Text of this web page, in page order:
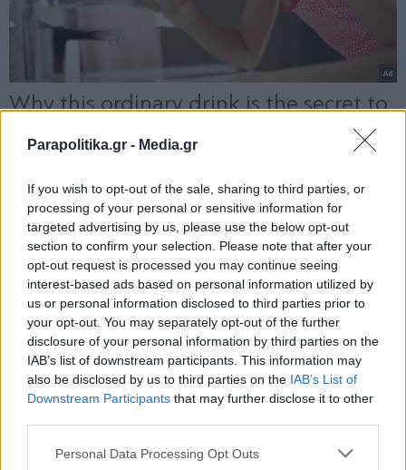
Parapolitika.gr - Media.gr
If you wish to opt-out of the sale, sharing to third parties, or
processing of your personal or sensitive information for
targeted advertising by us, please use the below opt-out
section to confirm your selection. Please note that after your
opt-out request is processed you may continue seeing
interest-based ads based on personal information utilized by
us or personal information disclosed to third parties prior to
your opt-out. You may separately opt-out of the further
disclosure of your personal information by third parties on the
IAB’s list of downstream participants. This information may
also be disclosed by us to third parties on the IAB’s List of
Downstream Participants that may further disclose it to other
Personal Data Processing Opt Outs
Εγγραφή στο newsletter